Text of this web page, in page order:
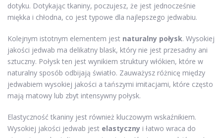
dotyku. Dotykając tkaniny, poczujesz, że jest jednocześnie
miękka i chłodna, co jest typowe dla najlepszego jedwabiu.
Kolejnym istotnym elementem jest naturalny połysk. Wysokiej
jakości jedwab ma delikatny blask, który nie jest przesadny ani
sztuczny. Połysk ten jest wynikiem struktury włókien, które w
naturalny sposób odbijają światło. Zauważysz różnicę między
jedwabiem wysokiej jakości a tańszymi imitacjami, które często
mają matowy lub zbyt intensywny połysk.
Elastyczność tkaniny jest również kluczowym wskaźnikiem.
Wysokiej jakości jedwab jest elastyczny i łatwo wraca do